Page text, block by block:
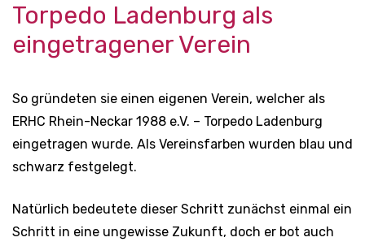
Torpedo Ladenburg als
eingetragener Verein
So gründeten sie einen eigenen Verein, welcher als
ERHC Rhein-Neckar 1988 e.V. – Torpedo Ladenburg
eingetragen wurde. Als Vereinsfarben wurden blau und
schwarz festgelegt.
Natürlich bedeutete dieser Schritt zunächst einmal ein
Schritt in eine ungewisse Zukunft, doch er bot auch